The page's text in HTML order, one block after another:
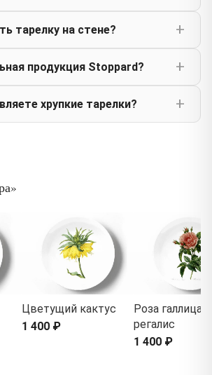
тарелку на стене?
продукция Stoppard?
хрупкие тарелки?
Цветущий кактус
1 400 ₽
Роза галлица
регалис
1 400 ₽